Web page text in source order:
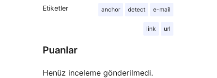
Etiketler anchor detect e-mail
link url
Puanlar
Henüz inceleme gönderilmedi.